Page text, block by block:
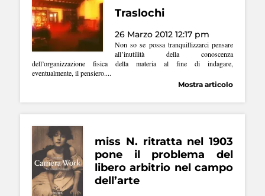
Traslochi
26 Marzo 2012 12:17 pm
Non so se possa tranquillizzarci pensare
all’inutilità della conoscenza
dell’organizzazione fisica della materia al fine di indagare,
eventualmente, il pensiero....
Mostra articolo
miss N. ritratta nel 1903
pone il problema del
libero arbitrio nel campo
dell’arte